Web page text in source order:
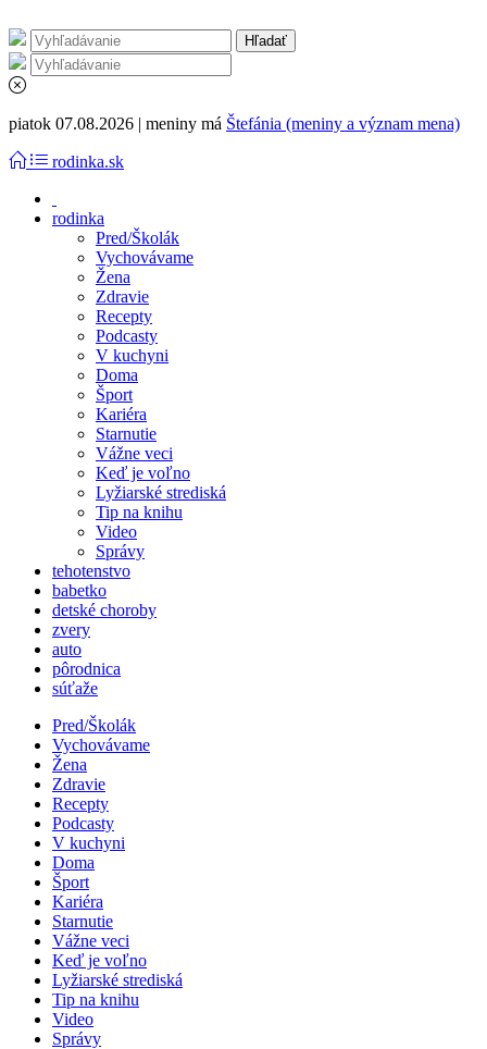
piatok 07.08.2026 | meniny má Štefánia (meniny a význam mena)
rodinka.sk
rodinka
Pred/Školák
Vychovávame
Žena
Zdravie
Recepty
Podcasty
V kuchyni
Doma
Šport
Kariéra
Starnutie
Vážne veci
Keď je voľno
Lyžiarské strediská
Tip na knihu
Video
Správy
tehotenstvo
babetko
detské choroby
zvery
auto
pôrodnica
súťaže
Pred/Školák
Vychovávame
Žena
Zdravie
Recepty
Podcasty
V kuchyni
Doma
Šport
Kariéra
Starnutie
Vážne veci
Keď je voľno
Lyžiarské strediská
Tip na knihu
Video
Správy